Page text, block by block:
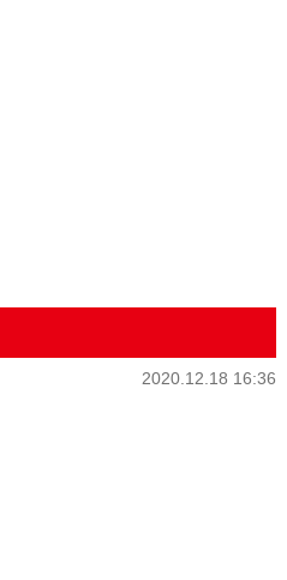
2020.12.18 16:36